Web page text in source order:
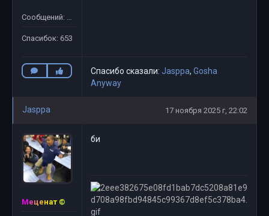
Сообщений: 781
Спасибок: 653
Спасибо сказали: Jasppa, Gosha
Anyway
Jasppa 17 ноября 2025 г, 22:02
Меценат ©
би